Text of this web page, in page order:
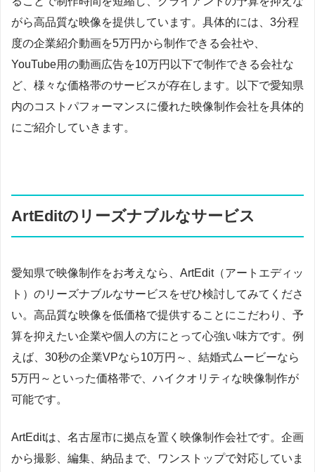
がら高品質な映像を提供しています。具体的には、3分程
度の企業紹介動画を5万円から制作できる会社や、
YouTube用の動画広告を10万円以下で制作できる会社な
ど、様々な価格帯のサービスが存在します。以下で愛知県
内のコストパフォーマンスに優れた映像制作会社を具体的
にご紹介していきます。
ArtEditのリーズナブルなサービス
愛知県で映像制作をお考えなら、ArtEdit（アートエディッ
ト）のリーズナブルなサービスをぜひ検討してみてくださ
い。高品質な映像を低価格で提供することにこだわり、予
算を抑えたい企業や個人の方にとって心強い味方です。例
えば、30秒の企業VPなら10万円～、結婚式ムービーなら
5万円～といった価格帯で、ハイクオリティな映像制作が
可能です。
ArtEditは、名古屋市に拠点を置く映像制作会社です。企画
から撮影、編集、納品まで、ワンストップで対応していま